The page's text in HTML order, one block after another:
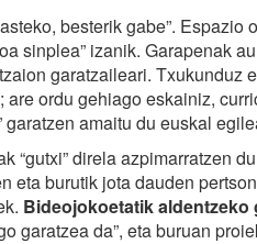
besterik gabe”. Espazio
sinplea” izanik. Garapenak
garatzaileari. Txukunduz
ordu gehiago eskainiz,
amaitu du euskal
direla azpimarratzen
eta burutik jota dauden
Bideojokoetatik aldentzeko
garatzea da”, eta buruan